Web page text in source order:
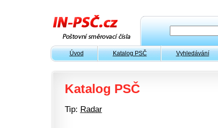
Úvod Katalog PSČ Vyhledávání
Katalog PSČ
Tip: Radar